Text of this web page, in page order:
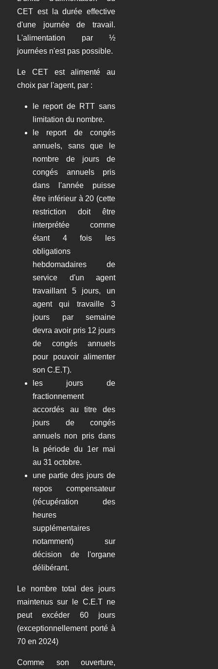
CET est la durée effective
d'une journée de travail.
L'alimentation par ½
journées n'est pas possible.
Le CET est alimenté au
choix par l'agent, par :
le report de RTT sans
limitation du nombre.
le report de congés
annuels, sans que le
nombre de jours de
congés annuels pris
dans l'année puisse
être inférieur à 20 (cette
restriction doit être
interprétée comme
étant 4 fois les
obligations
hebdomadaires de
service d'un agent
travaillant 5 jours, un
agent qui travaille 3
jours par semaine
devra avoir pris 12 jours
de congés annuels
pour pouvoir alimenter
son C.E.T).
les jours de
fractionnement
accordés au titre des
jours de congés
annuels non pris dans
la période du 1er mai
au 31 octobre.
une partie des jours de
repos compensateur
(récupération des
heures
supplémentaires
notamment) sur
décision de l'organe
délibérant.
Le nombre total des jours
maintenus sur le C.E.T ne
peut excéder 60 jours
(exceptionnellement porté à
70 en 2024)
Comme son ouverture,